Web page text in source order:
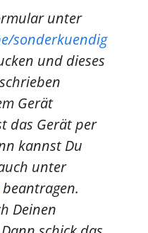
unter
sonderkuendig
und dieses
Gerät
das Gerät per
kannst Du
unter
beantragen.
Deinen